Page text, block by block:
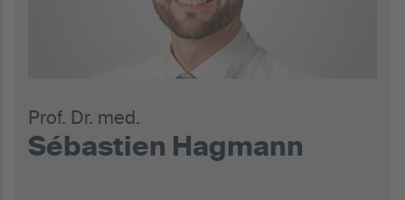
Prof. Dr. med.
Sébastien Hagmann